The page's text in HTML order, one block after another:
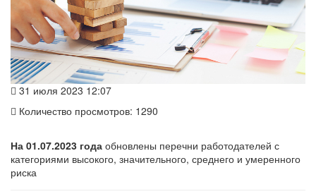
31 июля 2023 12:07
Количество просмотров: 1290
На 01.07.2023 года обновлены перечни работодателей с
категориями высокого, значительного, среднего и умеренного
риска